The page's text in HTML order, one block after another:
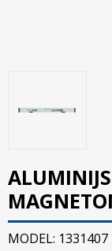
MODEL: 1331407